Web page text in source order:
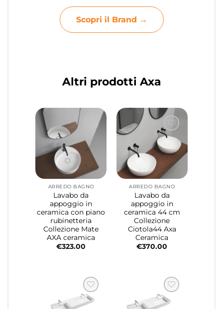
Scopri il Brand →
Altri prodotti Axa
ARREDO BAGNO
Lavabo da
appoggio in
ceramica con piano
rubinetteria
Collezione Mate
AXA ceramica
€323.00
ARREDO BAGNO
Lavabo da
appoggio in
ceramica 44 cm
Collezione
Ciotola44 Axa
Ceramica
€370.00